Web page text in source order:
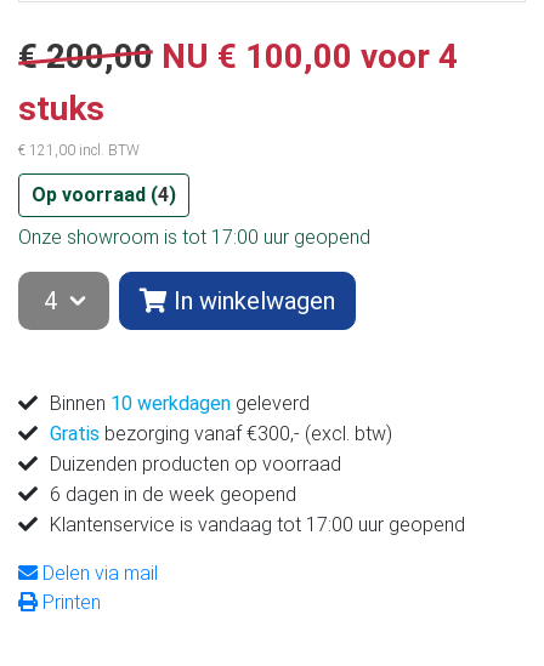
€ 200,00 NU € 100,00 voor 4
stuks
€ 121,00 incl. BTW
Op voorraad (4)
Onze showroom is tot 17:00 uur geopend
In winkelwagen
Binnen 10 werkdagen geleverd
Gratis bezorging vanaf €300,- (excl. btw)
Duizenden producten op voorraad
6 dagen in de week geopend
Klantenservice is vandaag tot 17:00 uur geopend
Delen via mail
Printen